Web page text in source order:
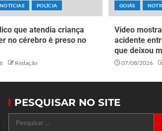
NOTÍCIAS POLÍCIA
que atendia criança
no cérebro é preso no
Redação
GOIÁS
Vídeo
acidente
que deixou
07/08/2026
PESQUISAR NO SITE